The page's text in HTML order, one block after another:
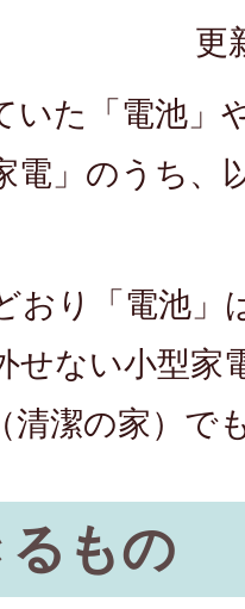
更
いた「電池」
電」のうち、
おり「電池」
せない小型家
清潔の家）で
るもの